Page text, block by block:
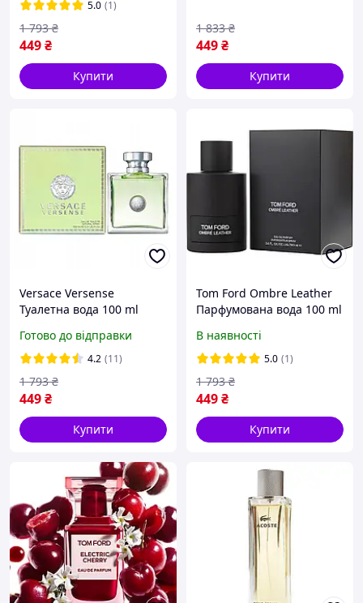
Ітс Ю) 5.0 (1)
449₴
1 793 ₴
Купити
449₴
1 833 ₴
Купити
Versace Versense
Туалетна вода 100 ml
Готово до відправки
4.2 (11)
449₴
1 793 ₴
Купити
Tom Ford Ombre Leather
Парфумована вода 100 ml
В наявності
5.0 (1)
449₴
1 793 ₴
Купити